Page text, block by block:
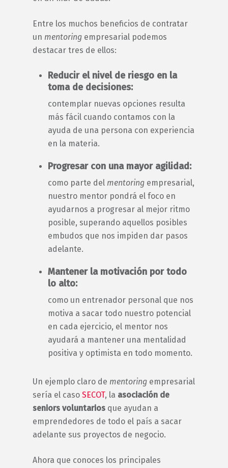
Entre los muchos beneficios de contratar
un mentoring empresarial podemos
destacar tres de ellos:
Reducir el nivel de riesgo en la
toma de decisiones:
contemplar nuevas opciones resulta
más fácil cuando contamos con la
ayuda de una persona con experiencia
en la materia.
Progresar con una mayor agilidad:
como parte del mentoring empresarial,
nuestro mentor pondrá el foco en
ayudarnos a progresar al mejor ritmo
posible, superando aquellos posibles
embudos que nos impiden dar pasos
adelante.
Mantener la motivación por todo
lo alto:
como un entrenador personal que nos
motiva a sacar todo nuestro potencial
en cada ejercicio, el mentor nos
ayudará a mantener una mentalidad
positiva y optimista en todo momento.
Un ejemplo claro de mentoring empresarial
sería el caso SECOT, la asociación de
seniors voluntarios que ayudan a
emprendedores de todo el país a sacar
adelante sus proyectos de negocio.
Ahora que conoces los principales